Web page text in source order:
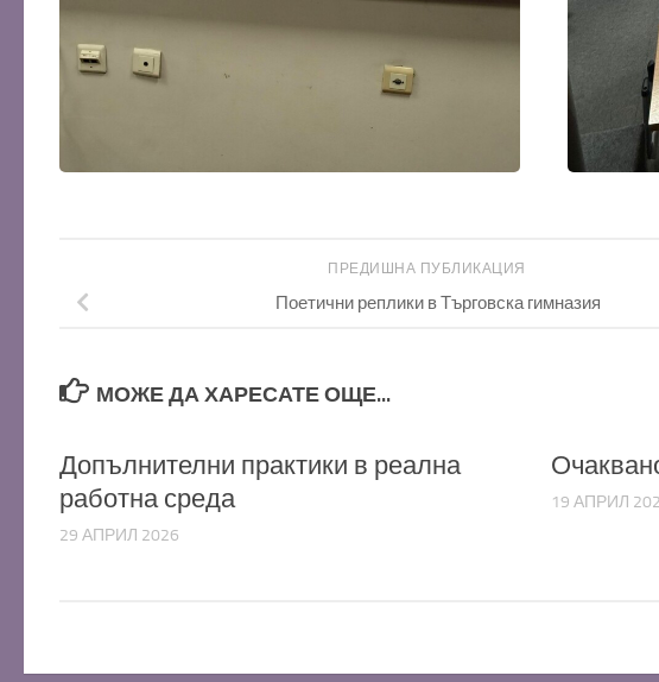
ПРЕДИШНА ПУБЛИКАЦИЯ
Поетични реплики в Търговска гимназия
МОЖЕ ДА ХАРЕСАТЕ ОЩЕ...
Допълнителни практики в реална
работна среда
29 АПРИЛ 2026
19 АПРИЛ